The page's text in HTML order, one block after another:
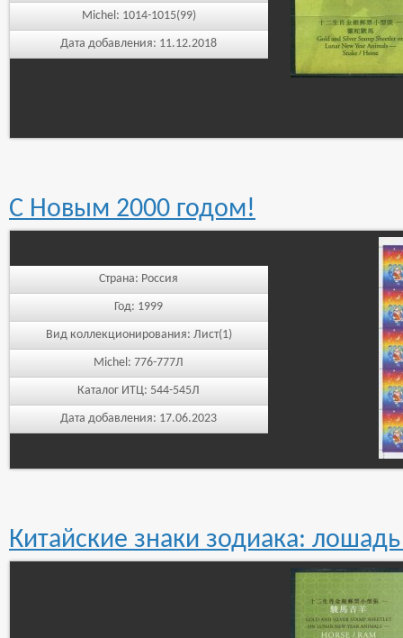
Michel: 1014-1015(99)
Дата добавления: 11.12.2018
С Новым 2000 годом!
Страна: Россия
Год: 1999
Вид коллекционирования: Лист(1)
Michel:776-777Л
Каталог ИТЦ: 544-545Л
Дата добавления: 17.06.2023
Китайские знаки зодиака: